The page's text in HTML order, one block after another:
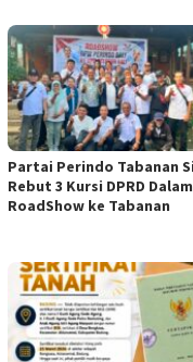
Partai Perindo Tabanan
Rebut 3 Kursi DPRD Dalam
RoadShow ke Tabanan